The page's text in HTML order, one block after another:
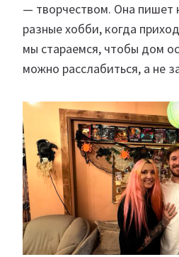
— творчеством. Она пишет
разные хобби, когда
мы стараемся, чтобы дом
можно расслабиться, а не